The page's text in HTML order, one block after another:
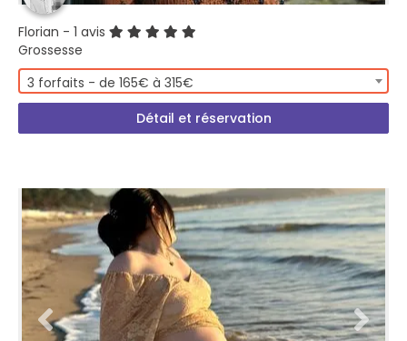
Florian - 1 avis
Grossesse
3 forfaits - de 165€ à 315€
Détail et réservation